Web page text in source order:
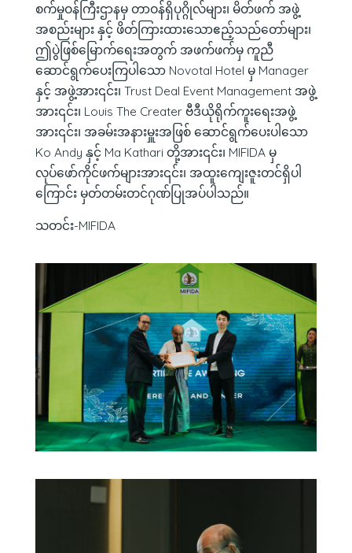
စက်မှုဝန်ကြီးဌာနမှ တာဝန်ရှိပုဂ္ဂိုလ်များ၊ မိတ်ဖက် အဖွဲ့
အစည်းများ နှင့် ဖိတ်ကြားထားသောဧည့်သည်တော်များ၊
ဤပွဲဖြစ်မြောက်ရေးအတွက် အဖက်ဖက်မှ ကူညီ
ဆောင်ရွက်ပေးကြပါသော Novotal Hotel မှ Manager
နှင့် အဖွဲ့အား၎င်း၊ Trust Deal Event Management အဖွဲ့
အား၎င်း၊ Louis The Creater ဗီဒီယိုရိုက်ကူးရေးအဖွဲ့
အား၎င်း၊ အခမ်းအနားမှူးအဖြစ် ဆောင်ရွက်ပေးပါသော
Ko Andy နှင့် Ma Kathari တို့အား၎င်း၊ MIFIDA မှ
လုပ်ဖော်ကိုင်ဖက်များအား၎င်း၊ အထူးကျေးဇူးတင်ရှိပါ
ကြောင်း မှတ်တမ်းတင်ဂုဏ်ပြုအပ်ပါသည်။
သတင်း-MIFIDA